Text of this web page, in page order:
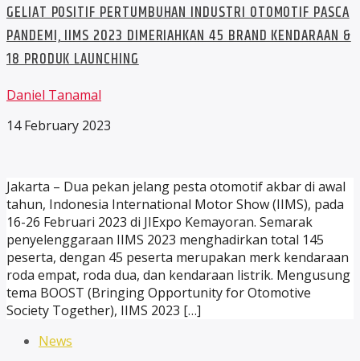
GELIAT POSITIF PERTUMBUHAN INDUSTRI OTOMOTIF PASCA
PANDEMI, IIMS 2023 DIMERIAHKAN 45 BRAND KENDARAAN &
18 PRODUK LAUNCHING
Daniel Tanamal
14 February 2023
Jakarta – Dua pekan jelang pesta otomotif akbar di awal
tahun, Indonesia International Motor Show (IIMS), pada
16-26 Februari 2023 di JIExpo Kemayoran. Semarak
penyelenggaraan IIMS 2023 menghadirkan total 145
peserta, dengan 45 peserta merupakan merk kendaraan
roda empat, roda dua, dan kendaraan listrik. Mengusung
tema BOOST (Bringing Opportunity for Otomotive
Society Together), IIMS 2023 […]
News